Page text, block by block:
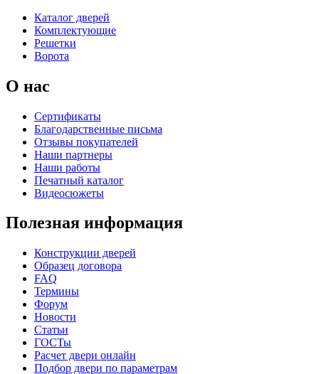
Каталог дверей
Комплектующие
Решетки
Ворота
О нас
Сертификаты
Благодарственные письма
Отзывы покупателей
Наши партнеры
Наши работы
Печатный каталог
Видеосюжеты
Полезная информация
Конструкции дверей
Образец договора
FAQ
Термины
Форум
Новости
Статьи
ГОСТы
Расчет двери онлайн
Подбор двери по параметрам